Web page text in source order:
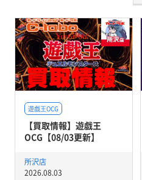
遊戯王OCG
【買取情報】遊戯王
OCG【08/03更新】
所沢店
2026.08.03